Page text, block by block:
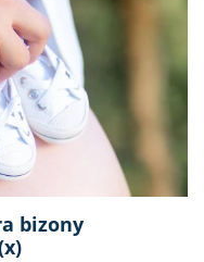
bizony